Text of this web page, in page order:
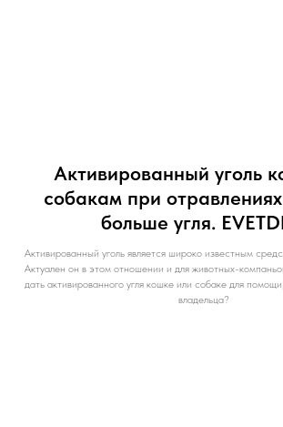
Активированный уголь
собакам при
больше угля.
Активированный уголь является широко известным
Актуален он в этом отношении и для животных-
дать активированного угля кошке или собаке для
владельца?